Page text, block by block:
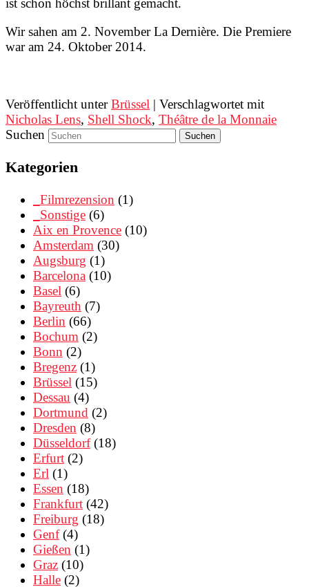
ist schon höchst brillant gemacht.
Wir sahen am 2. November La Dernière. Die Premiere
war am 24. Oktober 2014.
Veröffentlicht unter Brüssel | Verschlagwortet mit
Nicholas Lens, Shell Shock, Théâtre de la Monnaie
Suchen
Kategorien
_Filmrezension (1)
_Sonstige (6)
Aix en Provence (10)
Amsterdam (30)
Augsburg (1)
Barcelona (10)
Basel (6)
Bayreuth (7)
Berlin (66)
Bochum (2)
Bonn (2)
Bregenz (1)
Brüssel (15)
Dessau (4)
Dortmund (2)
Dresden (8)
Düsseldorf(18)
Erfurt (2)
Erl (1)
Essen (18)
Frankfurt (42)
Freiburg (18)
Genf(4)
Gießen (1)
Graz (10)
Halle (2)